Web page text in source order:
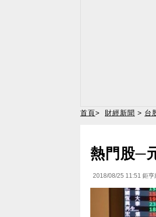
首頁> 財經新聞 > 台
熱門股─
2018/08/25 11:51 鉅亨